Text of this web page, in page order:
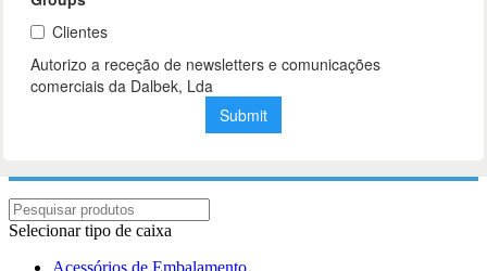
Selecionar tipo de caixa
Acessórios de Embalamento